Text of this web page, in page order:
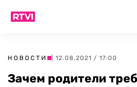
НОВОСТИ | 12.08.2021 / 17:00
Зачем родители